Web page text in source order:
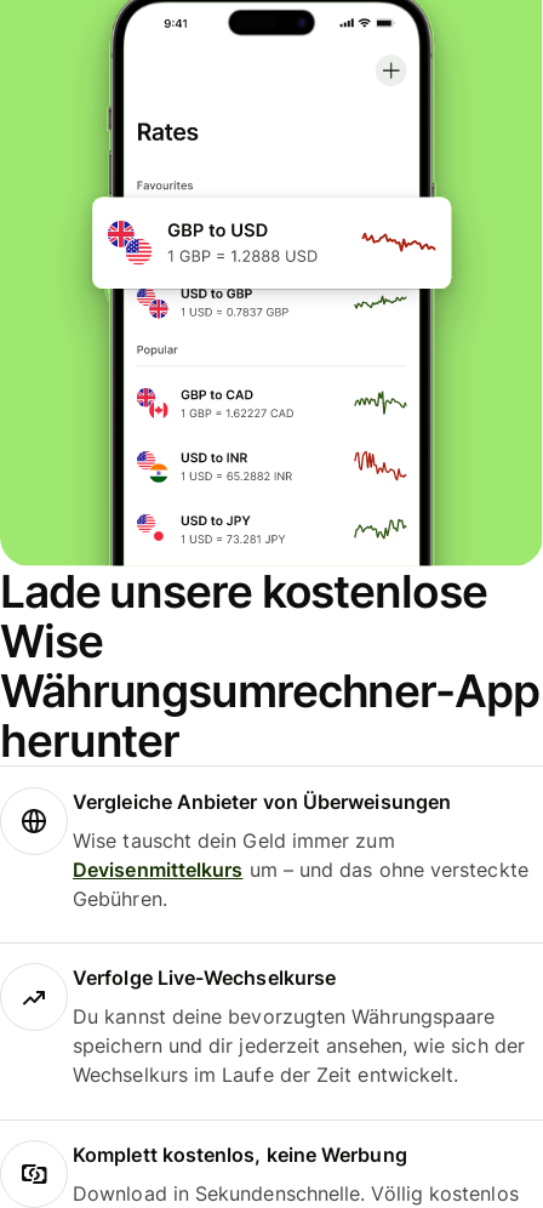
Lade unsere kostenlose
Wise
Währungsumrechner-App
herunter
Vergleiche Anbieter von Überweisungen
Wise tauscht dein Geld immer zum
Devisenmittelkurs um – und das ohne versteckte
Gebühren.
Verfolge Live-Wechselkurse
Du kannst deine bevorzugten Währungspaare
speichern und dir jederzeit ansehen, wie sich der
Wechselkurs im Laufe der Zeit entwickelt.
Komplett kostenlos, keine Werbung
Download in Sekundenschnelle. Völlig kostenlos